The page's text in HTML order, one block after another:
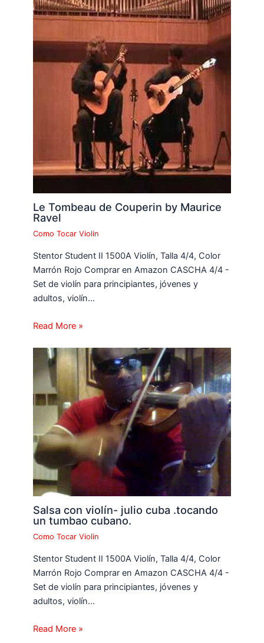
Le Tombeau de Couperin by Maurice
Ravel
Como Tocar Violin
Stentor Student II 1500A Violín, Talla 4/4, Color
Marrón Rojo Comprar en Amazon CASCHA 4/4 -
Set de violín para principiantes, jóvenes y
adultos, violín…
Read More »
Salsa con violín- julio cuba .tocando
un tumbao cubano.
Como Tocar Violin
Stentor Student II 1500A Violín, Talla 4/4, Color
Marrón Rojo Comprar en Amazon CASCHA 4/4 -
Set de violín para principiantes, jóvenes y
adultos, violín…
Read More »